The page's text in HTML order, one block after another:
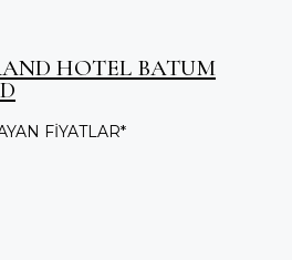
HOTEL BATUM
FİYATLAR*